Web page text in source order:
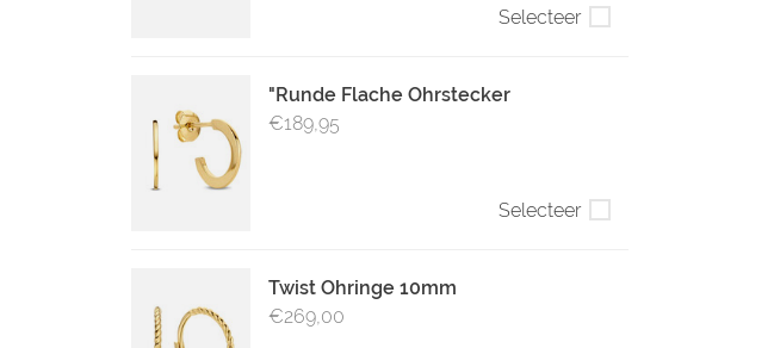
Selecteer
"Runde Flache Ohrstecker
€189,95
Selecteer
Twist Ohringe 10mm
€269,00